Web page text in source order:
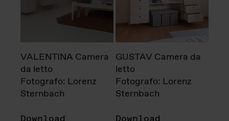
VALENTINA Camera
da letto
Fotografo: Lorenz
Sternbach
Download
GUSTAV Camera da
letto
Fotografo: Lorenz
Sternbach
Download